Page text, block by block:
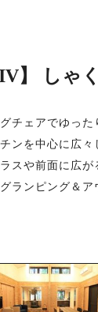
】 しゃ
チェアでゆった
ンを中心に広々
スや前面に広
ランピング＆